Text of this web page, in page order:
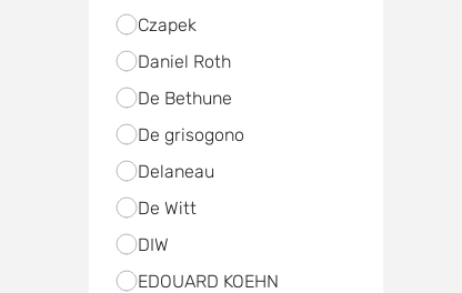
Czapek
Daniel Roth
De Bethune
De grisogono
Delaneau
De Witt
DIW
EDOUARD KOEHN